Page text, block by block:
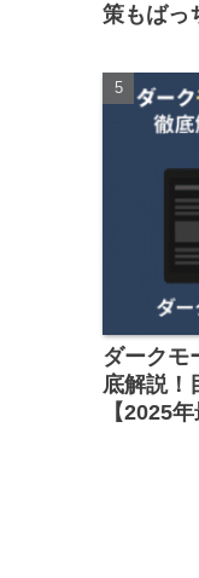
策もばっ
ダークモ
底解説！
【2025